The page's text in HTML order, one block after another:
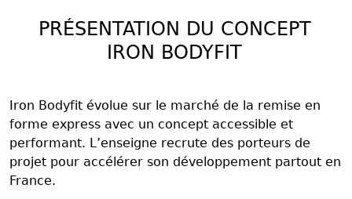
PRÉSENTATION DU CONCEPT
IRON BODYFIT
Iron Bodyfit évolue sur le marché de la remise en
forme express avec un concept accessible et
performant. L’enseigne recrute des porteurs de
projet pour accélérer son développement partout en
France.